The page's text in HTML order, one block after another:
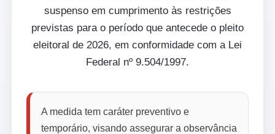
suspenso em cumprimento às restrições
previstas para o período que antecede o pleito
eleitoral de 2026, em conformidade com a Lei
Federal nº 9.504/1997.
A medida tem caráter preventivo e
temporário, visando assegurar a observância